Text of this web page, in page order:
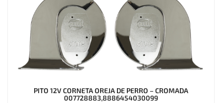
PITO 12V CORNETA OREJA DE PERRO – CROMADA
007728883,8886454030099